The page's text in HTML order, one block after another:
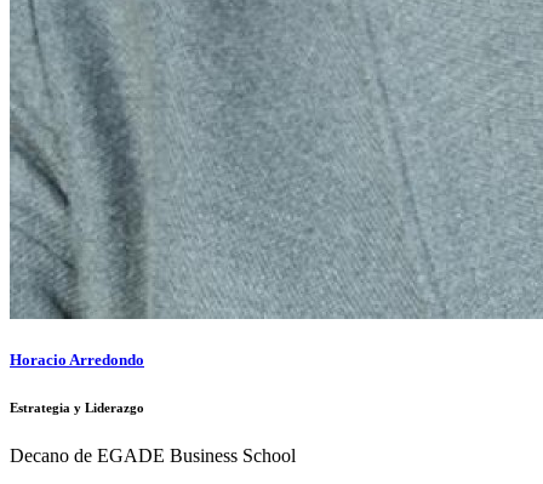
Horacio Arredondo
Estrategia y Liderazgo
Decano de EGADE Business School